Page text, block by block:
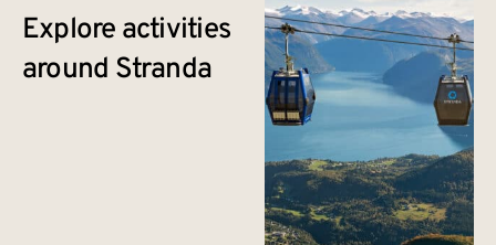
Explore activities
around Stranda